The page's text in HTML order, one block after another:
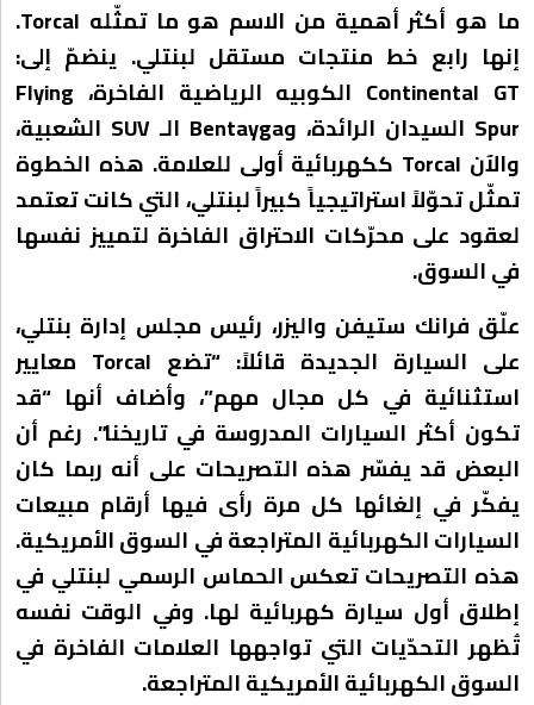
ما هو أكثر أهمية من الاسم هو ما تمثّله Torcal.
إنها رابع خط منتجات مستقل لبنتلي. ينضمّ إلى:
Continental GT الكوبيه الرياضية الفاخرة، Flying
Spur السيدان الرائدة، وBentayga الـ SUV الشعبية،
والآن Torcal ككهربائية أولى للعلامة. هذه الخطوة
تمثّل تحوّلاً استراتيجياً كبيراً لبنتلي، التي كانت تعتمد
لعقود على محرّكات الاحتراق الفاخرة لتمييز نفسها
في السوق.
علّق فرانك ستيفن واليزر، رئيس مجلس إدارة بنتلي،
على السيارة الجديدة قائلاً: “تضع Torcal معايير
استثنائية في كل مجال مهم”، وأضاف أنها “قد
تكون أكثر السيارات المدروسة في تاريخنا”. رغم أن
البعض قد يفسّر هذه التصريحات على أنه ربما كان
يفكّر في إلغائها كل مرة رأى فيها أرقام مبيعات
السيارات الكهربائية المتراجعة في السوق الأمريكية.
هذه التصريحات تعكس الحماس الرسمي لبنتلي في
إطلاق أول سيارة كهربائية لها. وفي الوقت نفسه
تُظهر التحدّيات التي تواجهها العلامات الفاخرة في
السوق الكهربائية الأمريكية المتراجعة.